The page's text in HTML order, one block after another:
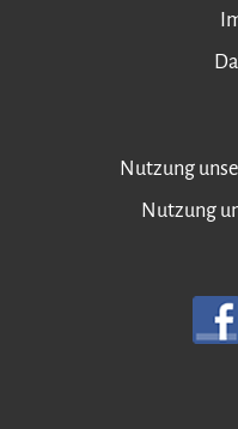
Nutzung
Nutzung